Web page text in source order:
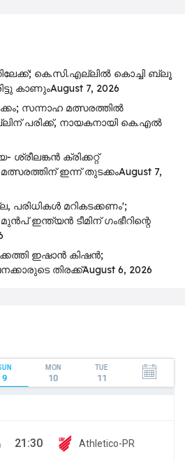
കെ.സി.എല്ലിൽ കൊച്ചി ബ്ലൂ
കാണുംAugust 7, 2026
സന്നാഹ മത്സരത്തിൽ
പരിക്ക്, നായകനായി കെ.എൽ
ശ്രീലങ്കൻ ക്രിക്കറ്റ്
ഇന്ന് തുടക്കംAugust 7,
പരിധികൾ മറികടക്കണം';
ഇന്ത്യൻ ടീമിന് ഗംഭീറിന്റെ
ഇഷാന്‍ കിഷന്‍;
തിരക്ക്August 6, 2026
9
MON
10
TUE
11
21:30 Athletico-PR